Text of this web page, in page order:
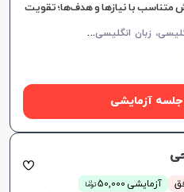
متناسب با نیازها و هدف‌ها؛ تقویت
م
کالمه زبان انگلیسی، زبان انگلیسی عمومی، گرامر زبان انگلیسی، زبان انگلیسی آمریکایی، زبان انگلیسی هفتم دبیرستان، زبان انگلیسی هشتم دبیرستان، زبان انگلیسی نهم دبیرستان، زبان انگلیسی دهم دبیرستان، زبان انگلیسی یازدهم دبیرستان، زبان انگلیسی دوازدهم دبیرستان، زبان انگلیسی کودکان
جلسه آزمایشی
آزمایشی 50,000 توما
ن